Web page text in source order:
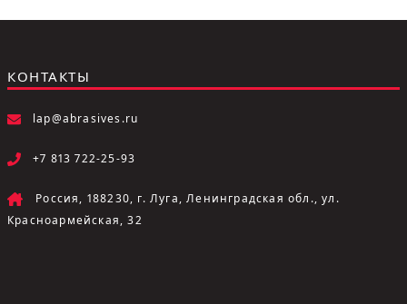
КОНТАКТЫ
lap@abrasives.ru
+7 813 722-25-93
Россия, 188230, г. Луга, Ленинградская обл., ул.
Красноармейская, 32